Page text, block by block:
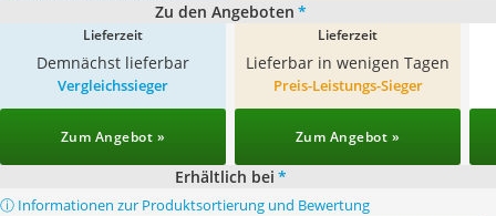
Zu den Angeboten *
Lieferzeit
Demnächst lieferbar
Lieferzeit
Lieferbar in wenigen Tagen
Vergleichssieger
Zum Angebot »
Preis-Leistungs-Sieger
Zum Angebot »
Erhältlich bei *
ⓘ Informationen zur Produktsortierung und Bewertung